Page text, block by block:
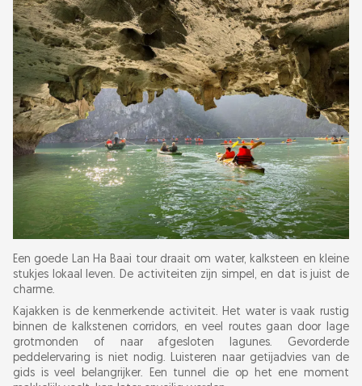
Een goede Lan Ha Baai tour draait om water, kalksteen en kleine
stukjes lokaal leven. De activiteiten zijn simpel, en dat is juist de
charme.
Kajakken is de kenmerkende activiteit. Het water is vaak rustig
binnen de kalkstenen corridors, en veel routes gaan door lage
grotmonden of naar afgesloten lagunes. Gevorderde
peddelervaring is niet nodig. Luisteren naar getijadvies van de
gids is veel belangrijker. Een tunnel die op het ene moment